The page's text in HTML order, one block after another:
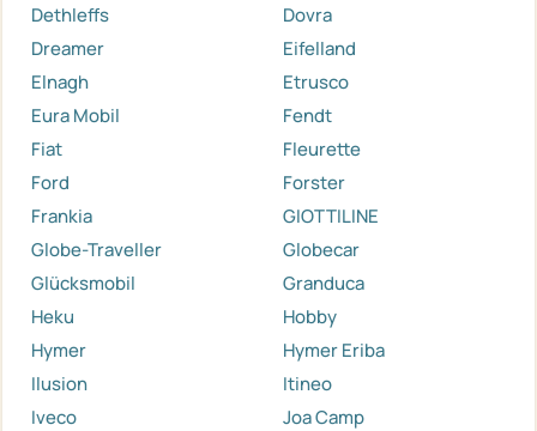
Dethleffs
Dovra
Dreamer
Eifelland
Elnagh
Etrusco
Eura Mobil
Fendt
Fiat
Fleurette
Ford
Forster
Frankia
GIOTTILINE
Globe-Traveller
Globecar
Glücksmobil
Granduca
Heku
Hobby
Hymer
Hymer Eriba
Ilusion
Itineo
Iveco
Joa Camp